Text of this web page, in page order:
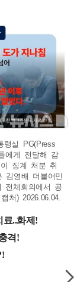
령실 PG(Press
에게 전달해 감
징계 처분 취
김영배 더불어민
전체회의에서 공
처) 2026.06.04.